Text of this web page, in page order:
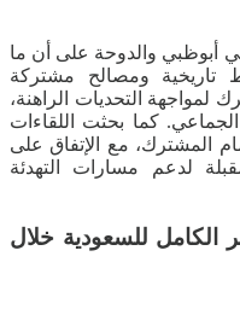
أبوظبي والدوحة على أن ما
تاريخية ومصالح مشتركة
لمواجهة التحديات الراهنة،
كما بحثت اللقاءات
المشترك، مع الإتفاق على
لدعم مسارات التهدئة
للسعودية خلال